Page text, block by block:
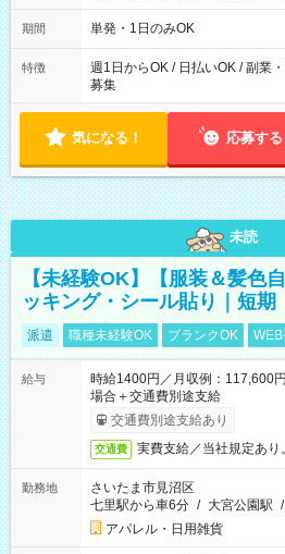
～21：00
期間 単発・1日のみOK
特徴
週1日からOK / 日払いOK / 副業
募集
気になる！ 応募する
未読
【未経験OK】【服装＆髪色
ッキング・シール貼り｜短期
派遣 職種未経験OK ブランクOK
給与
時給1400円／月収例：117,600
場合＋交通費別途支給
交通費別途支給あり
交通費 実費支給／当社規定あり。
勤務地
さいたま市見沼区
七里駅から車6分 / 大宮公園駅 /
アパレル・日用雑貨